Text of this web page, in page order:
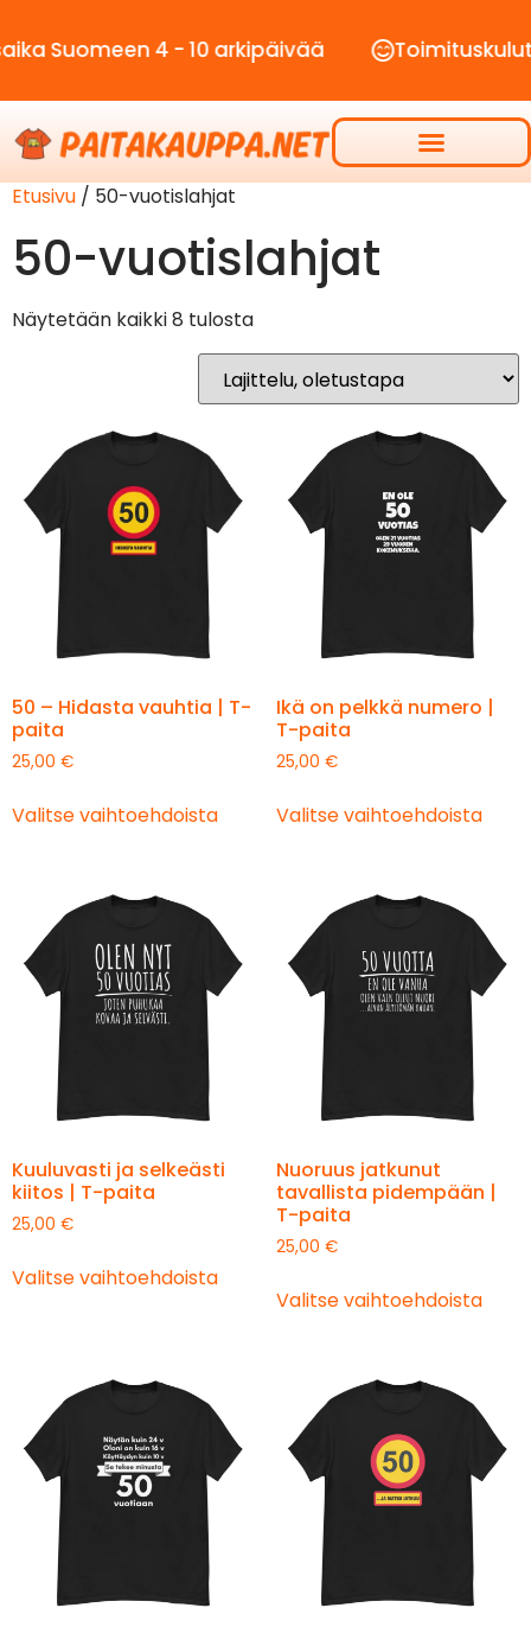
Suomeen 4 - 10 arkipäivää Toimituskulut
Etusivu / 50-vuotislahjat
50-vuotislahjat
Näytetään kaikki 8 tulosta
50 – Hidasta vauhtia | T-
paita
25,00 €
Valitse vaihtoehdoista
Ikä on pelkkä numero |
T-paita
25,00 €
Valitse vaihtoehdoista
Kuuluvasti ja selkeästi
kiitos | T-paita
25,00 €
Valitse vaihtoehdoista
Nuoruus jatkunut
tavallista pidempään |
T-paita
25,00 €
Valitse vaihtoehdoista